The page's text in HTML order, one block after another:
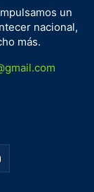
un
nacional,
más.